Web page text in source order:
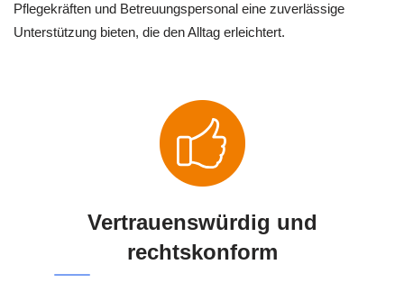
Pflegekräften und Betreuungspersonal eine zuverlässige
Unterstützung bieten, die den Alltag erleichtert.
Vertrauenswürdig und
rechtskonform